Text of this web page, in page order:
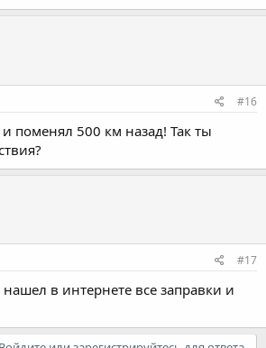
#16
поменял 500 км назад! Так ты
#17
в интернете все заправки и